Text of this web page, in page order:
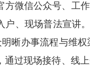
方微信公众号、工
户、现场普法宣讲
晰办事流程与维
通过现场接待、线